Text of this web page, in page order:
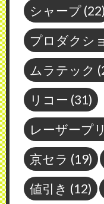
シャープ (22)
プロダクシ
ムラテック
リコー (31)
レーザープ
京セラ (19)
値引き (12)